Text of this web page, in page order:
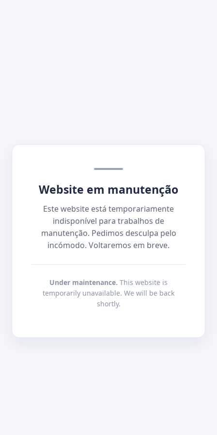
Website em manutenção
Este website está temporariamente
indisponível para trabalhos de
manutenção. Pedimos desculpa pelo
incómodo. Voltaremos em breve.
Under maintenance. This website is
temporarily unavailable. We will be back
shortly.